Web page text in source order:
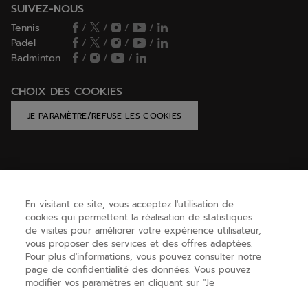
SUIVEZ-NOUS
Tennis / / /
/
Padel
/ / /
/
Badminton
/ / /
CHOIX DES COOKIES
JE PARAMÈTRE/REFUSE LES COOKIES
BESOIN D'AIDE ?
A PROPOS
En visitant ce site, vous acceptez l'utilisation de
cookies qui permettent la réalisation de statistiques
de visites pour améliorer votre expérience utilisateur,
vous proposer des services et des offres adaptées.
Pour plus d'informations, vous pouvez consulter notre
page de confidentialité des données. Vous pouvez
modifier vos paramètres en cliquant sur "Je